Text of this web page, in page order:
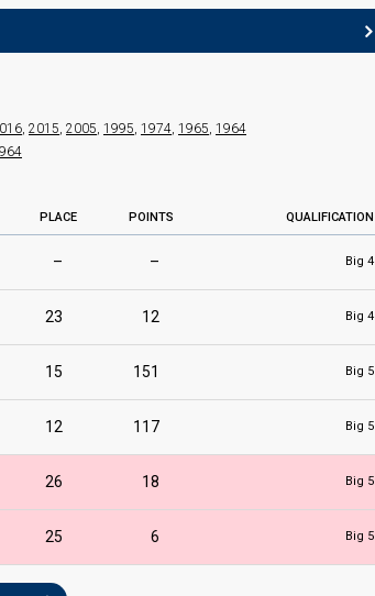
, 2015, 2005, 1995, 1974, 1965, 1964
PLACE POINTS QUALIFICATION
– – Big 4
23 12 Big 4
15 151 Big 5
12 117 Big 5
26 18 Big 5
25 6 Big 5